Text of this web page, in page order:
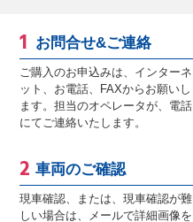
お問合せ&ご連絡
ご購入のお申込みは、インターネ
ット、お電話、FAXからお願いし
ます。担当のオペレータが、電話
にてご連絡いたします。
車両のご確認
現車確認、または、現車確認が難
しい場合は、メールで詳細画像を